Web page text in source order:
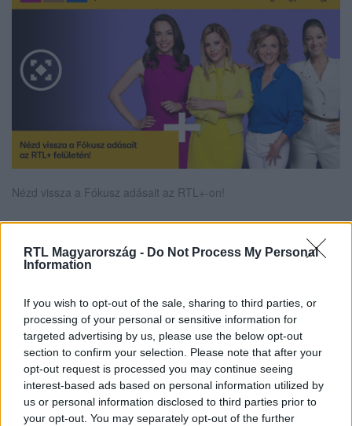
RTL Magyarország - Do Not Process My Personal
Information
If you wish to opt-out of the sale, sharing to third parties, or
processing of your personal or sensitive information for
targeted advertising by us, please use the below opt-out
section to confirm your selection. Please note that after your
opt-out request is processed you may continue seeing
interest-based ads based on personal information utilized by
us or personal information disclosed to third parties prior to
your opt-out. You may separately opt-out of the further
Nézd vissza a Fókusz adásait az RTL+-on!
Itt állítsd be, hogy az RTL.hu az elsők között
legyen a Google-találatokban!